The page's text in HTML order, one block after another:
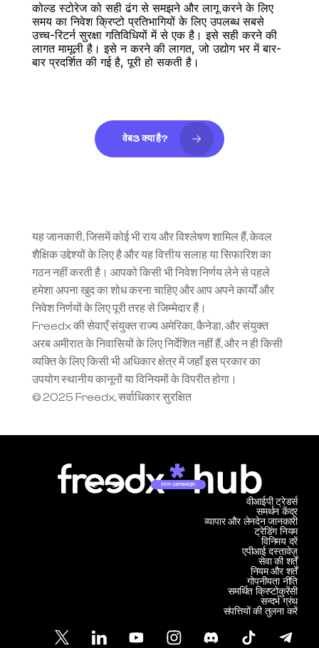
कोल्ड स्टोरेज को सही ढंग से समझने और लागू करने के लिए
समय का निवेश क्रिप्टो प्रतिभागियों के लिए उपलब्ध सबसे
उच्च-रिटर्न सुरक्षा गतिविधियों में से एक है। इसे सही करने की
लागत मामूली है। इसे न करने की लागत, जो उद्योग भर में बार-
बार प्रदर्शित की गई है, पूरी हो सकती है।
वेब3 क्या है?
यह जानकारी, जिसमें कोई भी राय और विश्लेषण शामिल हैं, केवल
शैक्षिक उद्देश्यों के लिए है और यह वित्तीय सलाह या सिफारिश का
गठन नहीं करती है। आपको किसी भी निवेश निर्णय लेने से पहले
हमेशा अपना खुद का शोध करना चाहिए और आप अपने कार्यों और
निवेश निर्णयों के लिए पूरी तरह से जिम्मेदार हैं।
Freedx की सेवाएँ संयुक्त राज्य अमेरिका, कैनेडा, और संयुक्त
अरब अमीरात के निवासियों के लिए निर्देशित नहीं हैं, और न ही किसी
व्यक्ति के लिए किसी भी अधिकार क्षेत्र में जहाँ इस प्रकार का
उपयोग स्थानीय कानूनों या विनियमों के विपरीत होगा।
© 2025 Freedx, सर्वाधिकार सुरक्षित
Join campaign
समर्थन केंद्र
व्यापार और लेनदेन जानकारी
वीआईपी ट्रेडर्स
ट्रेडिंग नियम
विनिमय दरें
एपीआई दस्तावेज़
सेवा की शर्तें
नियम और शर्तें
गोपनीयता नीति
समर्थित क्रिप्टोकुरेंसी
सन्दर्भ ग्रंथ
संपत्तियों की तुलना करें